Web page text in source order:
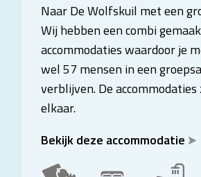
Naar De Wolfskuil met een
Wij hebben een combi
accommodaties waardoor je
wel 57 mensen in een
verblijven. De
elkaar.
Bekijk deze accommodatie